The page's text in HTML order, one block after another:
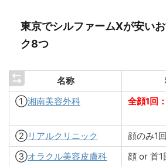
東京でシルファームXが安い
ク8つ
名称
①湘南美容外科 全顔1回
②リアルクリニック 顔のみ1
③オラクル美容皮膚科 顔 or 首